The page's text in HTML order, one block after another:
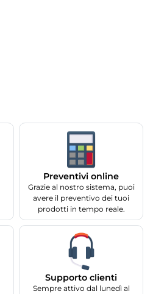
Preventivi online
Grazie al nostro sistema, puoi
avere il preventivo dei tuoi
prodotti in tempo reale.
Supporto clienti
Sempre attivo dal lunedì al